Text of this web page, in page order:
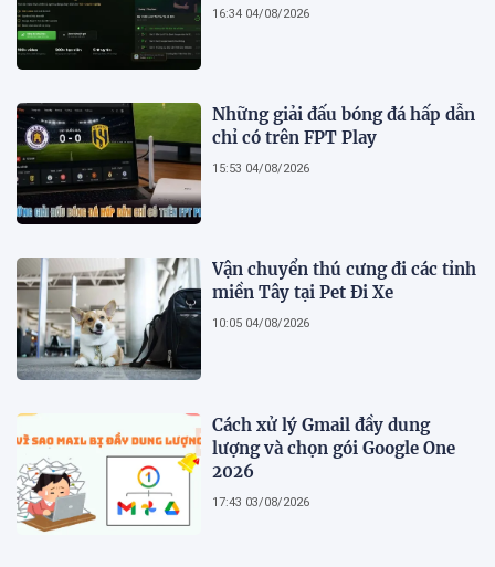
16:34 04/08/2026
Những giải đấu bóng đá hấp dẫn
chỉ có trên FPT Play
15:53 04/08/2026
Vận chuyển thú cưng đi các tỉnh
miền Tây tại Pet Đi Xe
10:05 04/08/2026
Cách xử lý Gmail đầy dung
lượng và chọn gói Google One
2026
17:43 03/08/2026